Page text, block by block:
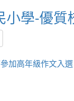
小學-優質
加高年級作文入選